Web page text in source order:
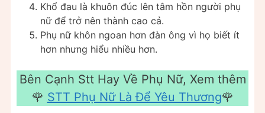
Khổ đau là khuôn đúc lên tâm hồn người phụ
nữ để trở nên thành cao cả.
Phụ nữ khôn ngoan hơn đàn ông vì họ biết ít
hơn nhưng hiểu nhiều hơn.
Bên Cạnh Stt Hay Về Phụ Nữ, Xem thêm
🌹 STT Phụ Nữ Là Để Yêu Thương🌹